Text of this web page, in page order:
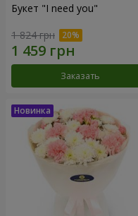
Букет "I need you"
1 824 грн
Заказать